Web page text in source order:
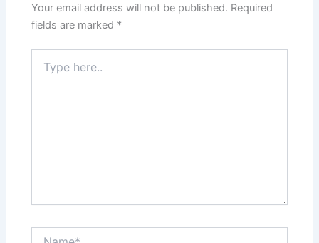
Your email address will not be published. Required
fields are marked *
here..